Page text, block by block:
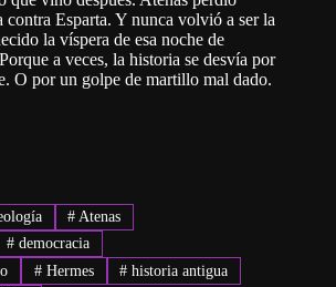
contra Esparta. Y nunca volvió a ser la
la víspera de esa noche de
a veces, la historia se desvía por
O por un golpe de martillo mal dado.
# Atenas
#democracia
#Hermes # historia antigua